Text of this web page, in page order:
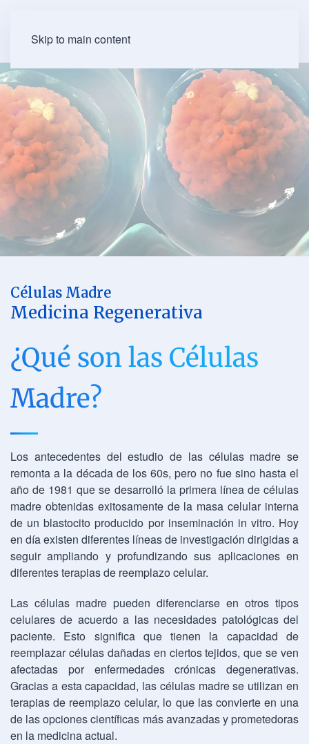
Skip to main content
Células Madre
Medicina Regenerativa
¿Qué son las Células
Madre?
Los antecedentes del estudio de las células madre se
remonta a la década de los 60s, pero no fue sino hasta el
año de 1981 que se desarrolló la primera línea de células
madre obtenidas exitosamente de la masa celular interna
de un blastocito producido por inseminación in vitro. Hoy
en día existen diferentes líneas de investigación dirigidas a
seguir ampliando y profundizando sus aplicaciones en
diferentes terapias de reemplazo celular.
Las células madre pueden diferenciarse en otros tipos
celulares de acuerdo a las necesidades patológicas del
paciente. Esto significa que tienen la capacidad de
reemplazar células dañadas en ciertos tejidos, que se ven
afectadas por enfermedades crónicas degenerativas.
Gracias a esta capacidad, las células madre se utilizan en
terapias de reemplazo celular, lo que las convierte en una
de las opciones científicas más avanzadas y prometedoras
en la medicina actual.